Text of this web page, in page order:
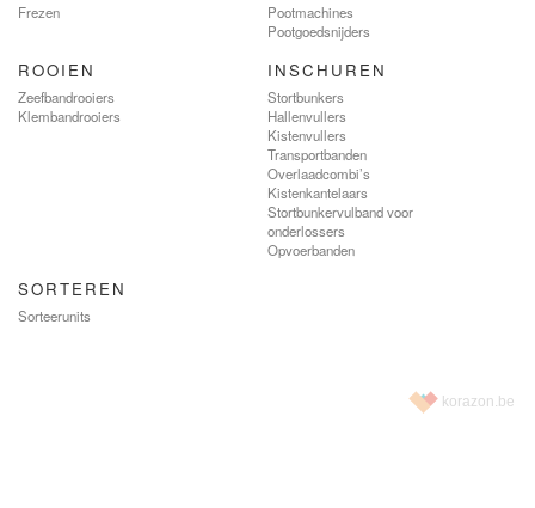
Frezen
Pootmachines
Pootgoedsnijders
ROOIEN
Zeefbandrooiers
Klembandrooiers
INSCHUREN
Stortbunkers
Hallenvullers
Kistenvullers
Transportbanden
Overlaadcombi’s
Kistenkantelaars
Stortbunkervulband voor
onderlossers
Opvoerbanden
SORTEREN
Sorteerunits
korazon.be